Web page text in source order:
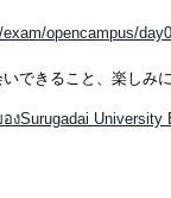
opencampus/
できること、楽しみ
Surugadai University